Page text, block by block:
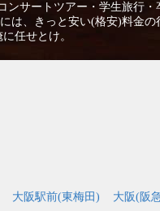
サートツアー・学生旅行・
は、きっと安い(格安)料金の
任せとけ。
大阪駅前(東梅田) 大阪(阪